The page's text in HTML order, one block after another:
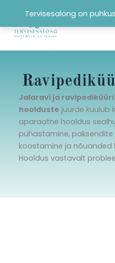
Tervisesalong on
content
Jalaravi ja
hoolduste juurde kuulub
aparaatne hooldus
puhastamine,
koostamine ja nõuanded
Hooldus vastavalt